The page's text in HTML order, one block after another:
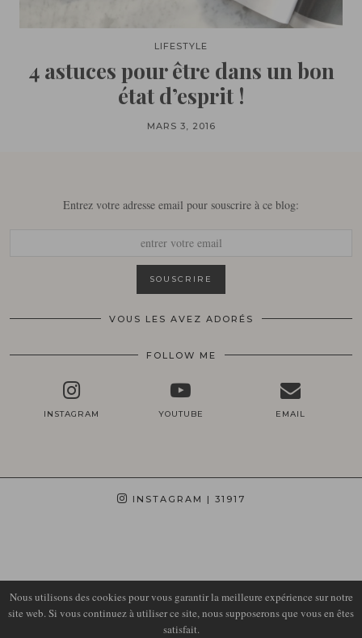
LIFESTYLE
4 astuces pour être dans un bon
état d’esprit !
MARS 3, 2016
Entrez votre adresse email pour souscrire à ce blog:
VOUS LES AVEZ ADORÉS
FOLLOW ME
INSTAGRAM YOUTUBE EMAIL
INSTAGRAM | 31917
LIRONS D'ELLE
Nous utilisons des cookies pour vous garantir la meilleure expérience sur notre
site web. Si vous continuez à utiliser ce site, nous supposerons que vous en êtes
satisfait.